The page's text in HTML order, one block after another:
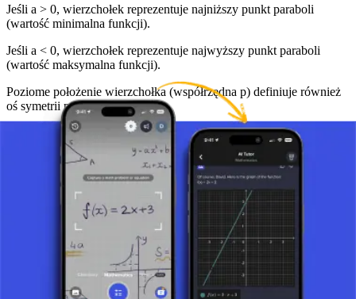
Jeśli a > 0, wierzchołek reprezentuje najniższy punkt paraboli
(wartość minimalna funkcji).
Jeśli a < 0, wierzchołek reprezentuje najwyższy punkt paraboli
(wartość maksymalna funkcji).
Poziome położenie wierzchołka (współrzędna p) definiuje również
oś symetrii paraboli (x = p).
Zrób zdjęcie zadania i skorzystaj z pomocy AI tutor.
Funkcja liniowa